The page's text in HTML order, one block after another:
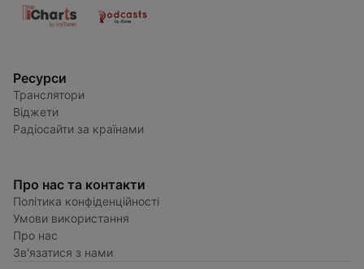
Ресурси
Транслятори
Віджети
Радіосайти за країнами
Про нас та контакти
Політика конфіденційності
Умови використання
Про нас
Зв'язатися з нами